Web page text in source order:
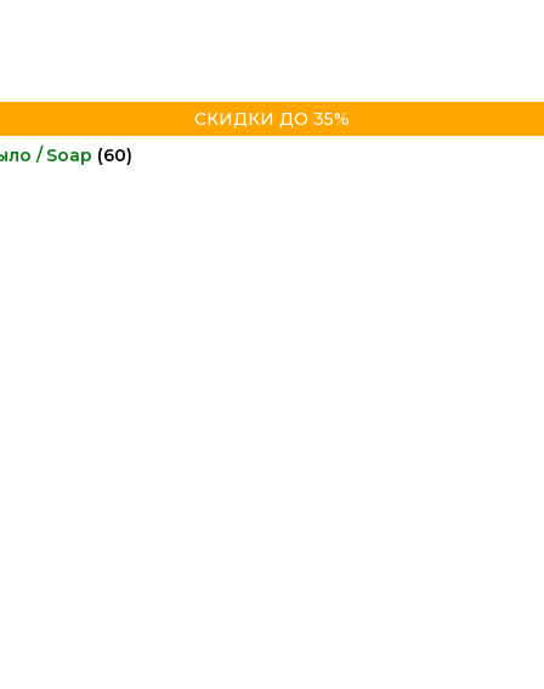
СКИДКИ ДО 35%
/ Soap (60)